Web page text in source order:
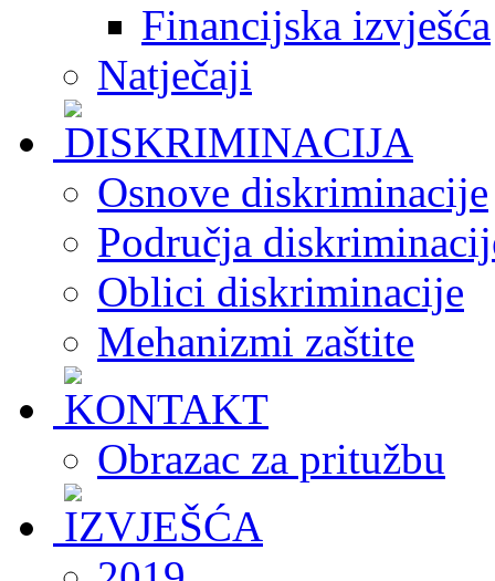
Financijska izvješća
Natječaji
Osnove diskriminacije
Područja
Oblici diskriminacije
Mehanizmi zaštite
Obrazac za pritužbu